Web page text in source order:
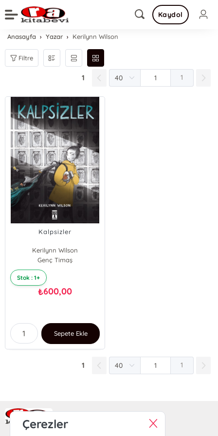
Kaydol
Anasayfa Yazar Kerilynn Wilson
Filtre
1 1
Kalpsizler
Kerilynn Wilson
Genç Timaş
Stok : 1+
₺600,00
Sepete Ekle
1 1
Ra Yayın Kitabevi
Çerezler